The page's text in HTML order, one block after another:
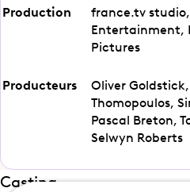
Partager cet épisode
Production
france.tv
Entertainment,
Pictures
Producteurs
Oliver
Thomopoulos,
Pascal Breton,
Selwyn Roberts
Casting